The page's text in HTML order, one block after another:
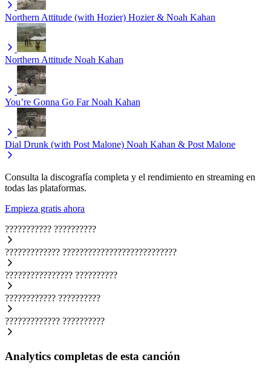
Northern Attitude (with Hozier) Hozier & Noah Kahan
Northern Attitude Noah Kahan
You’re Gonna Go Far Noah Kahan
Dial Drunk (with Post Malone) Noah Kahan & Post Malone
Consulta la discografía completa y el rendimiento en streaming en
todas las plataformas.
Empieza gratis ahora
??????????? ??????????
????????????? ???????????????????????????
???????????????? ??????????
???????????? ??????????
????????????? ??????????
Analytics completas de esta canción